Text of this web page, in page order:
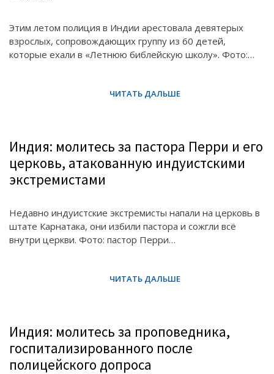
Этим летом полиция в Индии арестовала девятерых
взрослых, сопровождающих группу из 60 детей,
которые ехали в «Летнюю библейскую школу». Фото:…
Индия: молитесь за пастора Перри и его
церковь, атакованную индуистскими
экстремистами
Недавно индуистские экстремисты напали на церковь в
штате Карнатака, они избили пастора и сожгли всё
внутри церкви. Фото: пастор Перри…
Индия: молитесь за проповедника,
госпитализированного после
полицейского допроса